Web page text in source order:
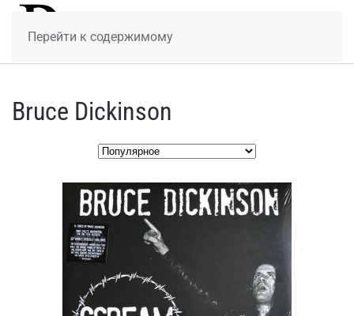
Перейти к содержимому
Bruce Dickinson